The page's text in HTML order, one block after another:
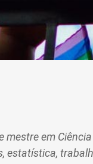
em
estatística,